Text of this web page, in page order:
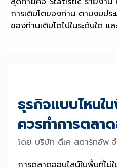
การเติบโตของท่าน ตามงบปร
ของท่านเติบโตไปในระดับใด แ
ธุรกิจแบบไหนใ
ควรทำการตลา
โดย บริษัท ดีเค สตาร์ทอัพ
การตลาดออนไลน์ในพื้นที่ไม่